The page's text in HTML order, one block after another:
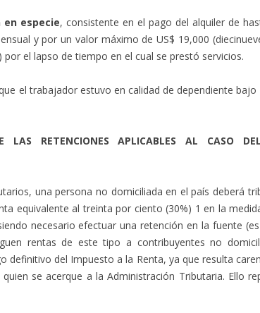
en especie, consistente en el pago del alquiler de
y por un valor máximo de US$ 19,000
el lapso de tiempo en el cual se prestó servicios.
el trabajador estuvo en calidad de dependiente
LAS RETENCIONES APLICABLES AL CASO
una persona no domiciliada en el país deberá
equivalente al treinta por ciento (30%) 1 en la
necesario efectuar una retención en la fuente
rentas de este tipo a contribuyentes no
definitivo del Impuesto a la Renta, ya que resulta
se acerque a la Administración Tributaria. Ello